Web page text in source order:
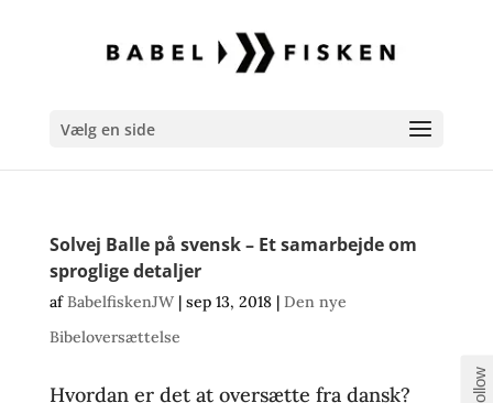
Vælg en side
Solvej Balle på svensk – Et samarbejde om
sproglige detaljer
afBabelfiskenJW| sep 13, 2018| Den nye
Bibeloversættelse
Hvordan er det at oversætte fra dansk?
Follow